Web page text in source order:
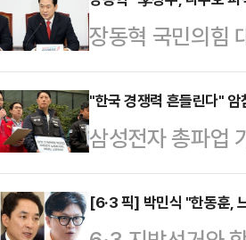
다.11일 금융감
(BlackRock
유해 지분율
보고서 기준
장동혁 국민의힘
행체에 타격을 당
공격이라도 있었
최고위원회의에
없다. 국민들이
다.먼저 그는 "이
"한국 경쟁력 흔들린다"
삼성전자 총파업
시장으로 확산하
공개적으로 "한
[6·3 픽] 박민식 "한동훈,